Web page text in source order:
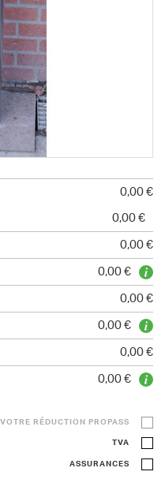
0,00 €
0,00 €
0,00 €
0,00 €
0,00 €
0,00 €
0,00 €
0,00 €
VOTRE RÉDUCTION PROPASS
TVA
ASSURANCES